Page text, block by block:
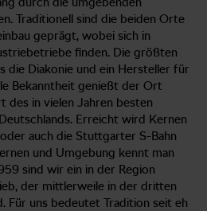
Traditionell sind die beiden Orte
geprägt, wobei sich in
finden. Die größten
die Diakonie und ein Hersteller für
Bekanntheit genießt der Ort
des in vielen Jahren besten
Erreicht wird Kernen
auch die Stuttgarter S-Bahn
und Umgebung kennt man
sind wir ein in der Region
der mittlerweile in der dritten
Für uns bedeutet Tradition seit eh